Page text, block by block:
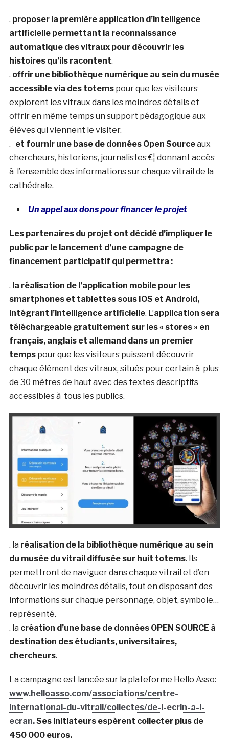
. proposer la première application d’intelligence
artificielle permettant la reconnaissance
automatique des vitraux pour découvrir les
histoires qu’ils racontent.
. offrir une bibliothèque numérique au sein du musée
accessible via des totemspour que les visiteurs
explorent les vitraux dans les moindres détails et
offrir en même temps un support pédagogique aux
élèves qui viennent le visiter.
. et fournir une base de données Open Sourceaux
chercheurs, historiens, journalistes €¦ donnant accès
à l’ensemble des informations sur chaque vitrail de la
cathédrale.
Un appel aux dons pour financer le projet
Les partenaires du projet ont décidé d’impliquer le
public par le lancement d’une campagne de
financement participatif qui permettra :
. la réalisation de l’application mobile pour les
smartphones et tablettes sous IOS et Android,
intégrant l’intelligence artificielle. L’application sera
téléchargeable gratuitement sur les « stores » en
français, anglais et allemand dans un premier
tempspour que les visiteurs puissent découvrir
chaque élément des vitraux, situés pour certain à plus
de 30 mètres de haut avec des textes descriptifs
accessibles à tous les publics.
. la réalisation de la bibliothèque numérique au sein
du musée du vitrail diffusée sur huit totems. Ils
permettront de naviguer dans chaque vitrail et d’en
découvrir les moindres détails, tout en disposant des
informations sur chaque personnage, objet, symbole…
représenté.
. la création d’une base de données OPEN SOURCE à
destination des étudiants, universitaires,
chercheurs.
La campagne est lancée sur la plateforme Hello Asso:
www.helloasso.com/associations/centre-
international-du-vitrail/collectes/de-l-ecrin-a-l-
ecran.Ses initiateurs espèrent collecter plus de
450 000 euros.